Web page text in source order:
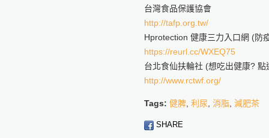
台灣食品保護協會
http://tafp.org.tw/
Hprotection 健康三力入口網 (防
https://reurl.cc/WXEQ75
台北食仙扶輪社 (想吃出健康? 點
http://www.rctwf.org/
Tags: 健脾, 利尿, 消脂, 減肥茶
SHARE